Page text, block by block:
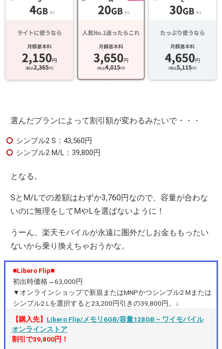
選んだプランによって割引額が変わるみたいで・・・
シンプル2 S：43,560円
シンプル2 M/L：39,800円
となる。
SとM/Lでの差額はわずか3,760円なので、容量が合わな
いのに無理をしてMやLを選ばないように！
うーん、楽天モバイルが永遠に圏外だしお金ももったい
ないから乗り換えちゃおうかな。
■Libero Flip■
初出時価格→63,000円
▼オンラインショップで新規またはMNPかつシンプル2 Mまたは
シンプル2 Lを選択すると23,200円引きの39,800円。↓
【購入先】 Libero Flip/メモリ6GB/容量128GB – ワイモバイル
オンラインストア
割引で39,800円！